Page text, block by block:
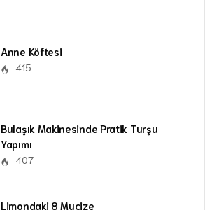
Anne Köftesi
415
Bulaşık Makinesinde Pratik Turşu
Yapımı
407
Limondaki 8 Mucize